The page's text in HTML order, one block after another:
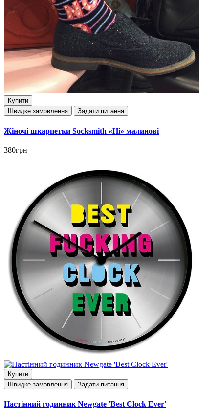
Купити
Швидке замовлення
Задати питання
Жіночі шкарпетки Socksmith «Ні» малинові
380грн
Купити
Швидке замовлення
Задати питання
Настінний годинник Newgate 'Best Clock Ever'